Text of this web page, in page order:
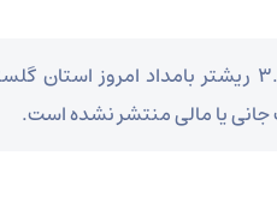
زمین‌لرزه‌ای به بزرگی ۳.۳ ریشتر بامداد امروز
جانی یا مالی منتشر نشده است.